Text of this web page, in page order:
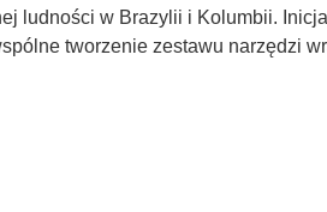
ludności w Brazylii i Kolumbii.
tworzenie zestawu narzędzi